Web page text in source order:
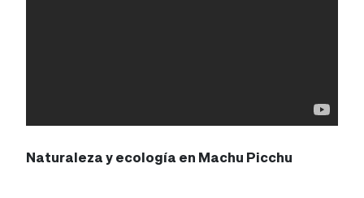
Naturaleza y ecología en Machu Picchu